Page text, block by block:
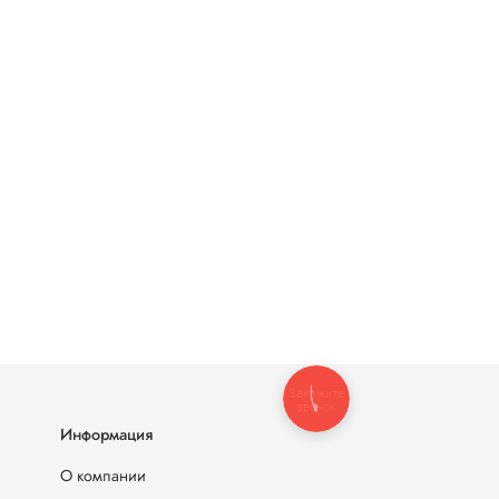
Информация
О компании
Закажите
звонок